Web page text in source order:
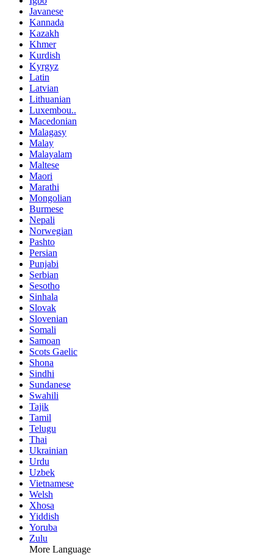
Javanese
Kannada
Kazakh
Khmer
Kurdish
Kyrgyz
Latin
Latvian
Lithuanian
Luxembou..
Macedonian
Malagasy
Malay
Malayalam
Maltese
Maori
Marathi
Mongolian
Burmese
Nepali
Norwegian
Pashto
Persian
Punjabi
Serbian
Sesotho
Sinhala
Slovak
Slovenian
Somali
Samoan
Scots Gaelic
Shona
Sindhi
Sundanese
Swahili
Tajik
Tamil
Telugu
Thai
Ukrainian
Urdu
Uzbek
Vietnamese
Welsh
Xhosa
Yiddish
Yoruba
Zulu
More Language